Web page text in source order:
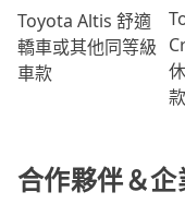
Toyota Altis 舒適
轎車或其他同等級
車款
款
合作夥伴＆企